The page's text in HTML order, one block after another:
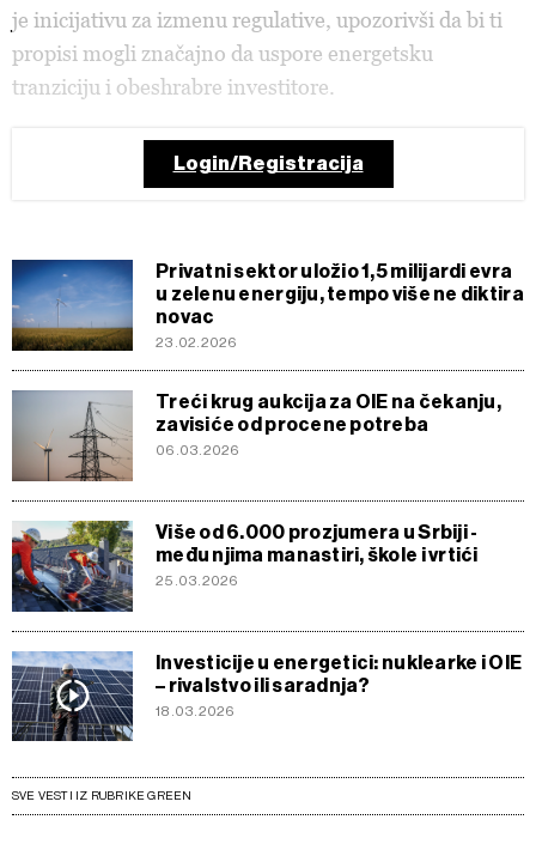
je inicijativu za izmenu regulative, upozorivši da bi ti
propisi mogli značajno da uspore energetsku
tranziciju i obeshrabre investitore.
Login/Registracija
Privatni sektor uložio 1,5 milijardi evra
u zelenu energiju, tempo više ne diktira
novac
23.02.2026
Treći krug aukcija za OIE na čekanju,
zavisiće od procene potreba
06.03.2026
Više od 6.000 prozjumera u Srbiji -
među njima manastiri, škole i vrtići
25.03.2026
Investicije u energetici: nuklearke i OIE
– rivalstvo ili saradnja?
18.03.2026
SVE VESTI IZ RUBRIKE GREEN